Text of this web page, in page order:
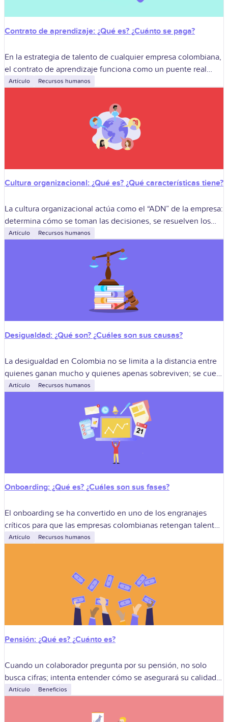
Contrato de aprendizaje: ¿Qué es? ¿Cuánto se paga?
En la estrategia de talento de cualquier empresa colombiana,
el contrato de aprendizaje funciona como un puente real
entre el salón de clases y la vida laboral. Amparado por la
Artículo Recursos humanos
Cultura organizacional: ¿Qué es? ¿Qué características tiene?
La cultura organizacional actúa como el “ADN” de la empresa:
determina cómo se toman las decisiones, se resuelven los
conflictos y se celebran los logros. En Colombia, donde
Artículo Recursos humanos
Desigualdad: ¿Qué son? ¿Cuáles son sus causas?
La desigualdad en Colombia no se limita a la distancia entre
quienes ganan mucho y quienes apenas sobreviven; se cuela
en las oportunidades, la calidad de vida y la geografía.
Artículo Recursos humanos
Onboarding: ¿Qué es? ¿Cuáles son sus fases?
El onboarding se ha convertido en uno de los engranajes
críticos para que las empresas colombianas retengan talento,
aceleren la curva de productividad y transmitan su cultura en
Artículo Recursos humanos
Pensión: ¿Qué es? ¿Cuánto es?
Cuando un colaborador pregunta por su pensión, no solo
busca cifras; intenta entender cómo se asegurará su calidad
de vida cuando termine su ciclo laboral. En Colombia, el
Artículo Beneficios